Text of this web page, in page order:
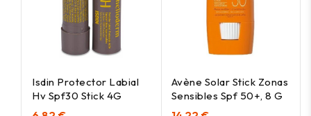
Isdin Protector Labial
Hv Spf30 Stick 4G
Avène Solar Stick Zonas
Sensibles Spf 50+, 8 G